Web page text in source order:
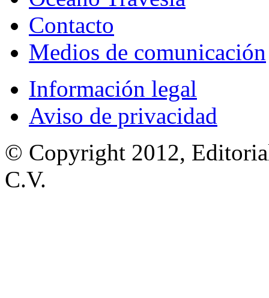
Contacto
Medios de comunicación
Información legal
Aviso de privacidad
© Copyright 2012,
C.V.